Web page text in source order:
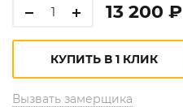
13 200 ₽
Вызвать замерщика
КУПИТЬ В 1 КЛИК